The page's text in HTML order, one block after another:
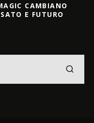
CAMBIANO
E FUTURO